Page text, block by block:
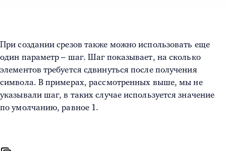
При создании срезов также можно использовать еще
один параметр – шаг. Шаг показывает, на сколько
элементов требуется сдвинуться после получения
символа. В примерах, рассмотренных выше, мы не
указывали шаг, в таких случае используется значение
по умолчанию, равное 1.